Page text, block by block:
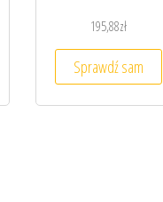
195,88zł
Sprawdź sam